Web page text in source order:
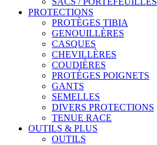
PROTECTIONS
PROTÈGES TIBIA
GENOUILLÈRES
CASQUES
CHEVILLÈRES
COUDIÈRES
PROTÈGES POIGNETS
GANTS
SEMELLES
DIVERS PROTECTIONS
TENUE RACE
OUTILS & PLUS
OUTILS